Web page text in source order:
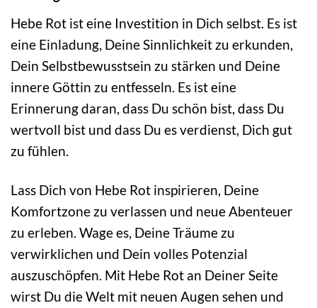
Hebe Rot ist eine Investition in Dich selbst. Es ist
eine Einladung, Deine Sinnlichkeit zu erkunden,
Dein Selbstbewusstsein zu stärken und Deine
innere Göttin zu entfesseln. Es ist eine
Erinnerung daran, dass Du schön bist, dass Du
wertvoll bist und dass Du es verdienst, Dich gut
zu fühlen.
Lass Dich von Hebe Rot inspirieren, Deine
Komfortzone zu verlassen und neue Abenteuer
zu erleben. Wage es, Deine Träume zu
verwirklichen und Dein volles Potenzial
auszuschöpfen. Mit Hebe Rot an Deiner Seite
wirst Du die Welt mit neuen Augen sehen und